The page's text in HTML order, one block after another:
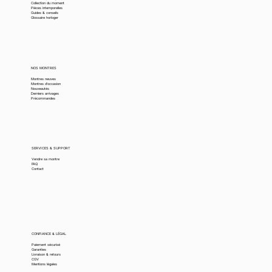
Collection du moment
Pièces intemporelles
Guides & conseils
Glossaire horloger
NOS MONTRES
Montres neuves
Montres d’occasion
Nouveautés
Derniers arrivages
Précommandes
SERVICES & SUPPORT
Vendre sa montre
FAQ
Contact
CONFIANCE & LÉGAL
Paiement sécurisé
Garanties
Livraison & retours
CGV
Mentions légales